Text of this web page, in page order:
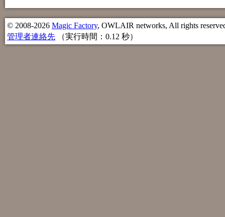
© 2008-2026 Magic Factory, OWLAIR networks, All rights
管理者連絡先 （実行時間：0.12 秒）